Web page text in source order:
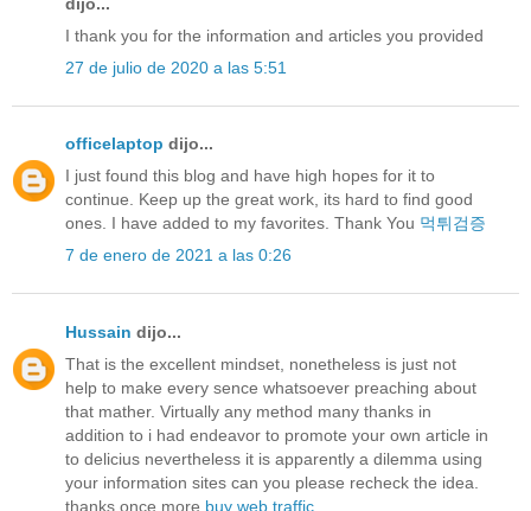
I thank you for the information and articles you provided
27 de julio de 2020 a las 5:51
officelaptop dijo...
I just found this blog and have high hopes for it to
continue. Keep up the great work, its hard to find good
ones. I have added to my favorites. Thank You 먹튀검증
7 de enero de 2021 a las 0:26
Hussain dijo...
That is the excellent mindset, nonetheless is just not
help to make every sence whatsoever preaching about
that mather. Virtually any method many thanks in
addition to i had endeavor to promote your own article in
to delicius nevertheless it is apparently a dilemma using
your information sites can you please recheck the idea.
thanks once more buy web traffic